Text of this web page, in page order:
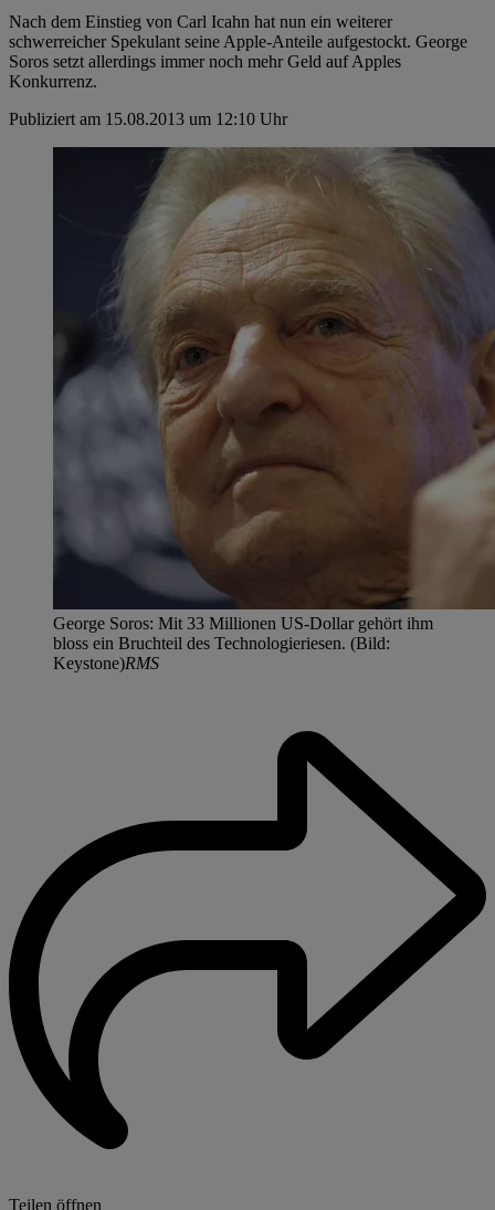
Nach dem Einstieg von Carl Icahn hat nun ein weiterer
schwerreicher Spekulant seine Apple-Anteile aufgestockt. George
Soros setzt allerdings immer noch mehr Geld auf Apples
Konkurrenz.
Publiziert am 15.08.2013 um 12:10 Uhr
George Soros: Mit 33 Millionen US-Dollar gehört ihm
bloss ein Bruchteil des Technologieriesen. (Bild:
Keystone)RMS
Teilen öffnen